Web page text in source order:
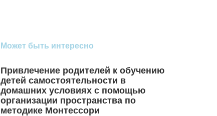
Может быть интересно
Привлечение родителей к обучению
детей самостоятельности в
домашних условиях с помощью
организации пространства по
методике Монтессори